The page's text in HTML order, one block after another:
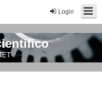
Login